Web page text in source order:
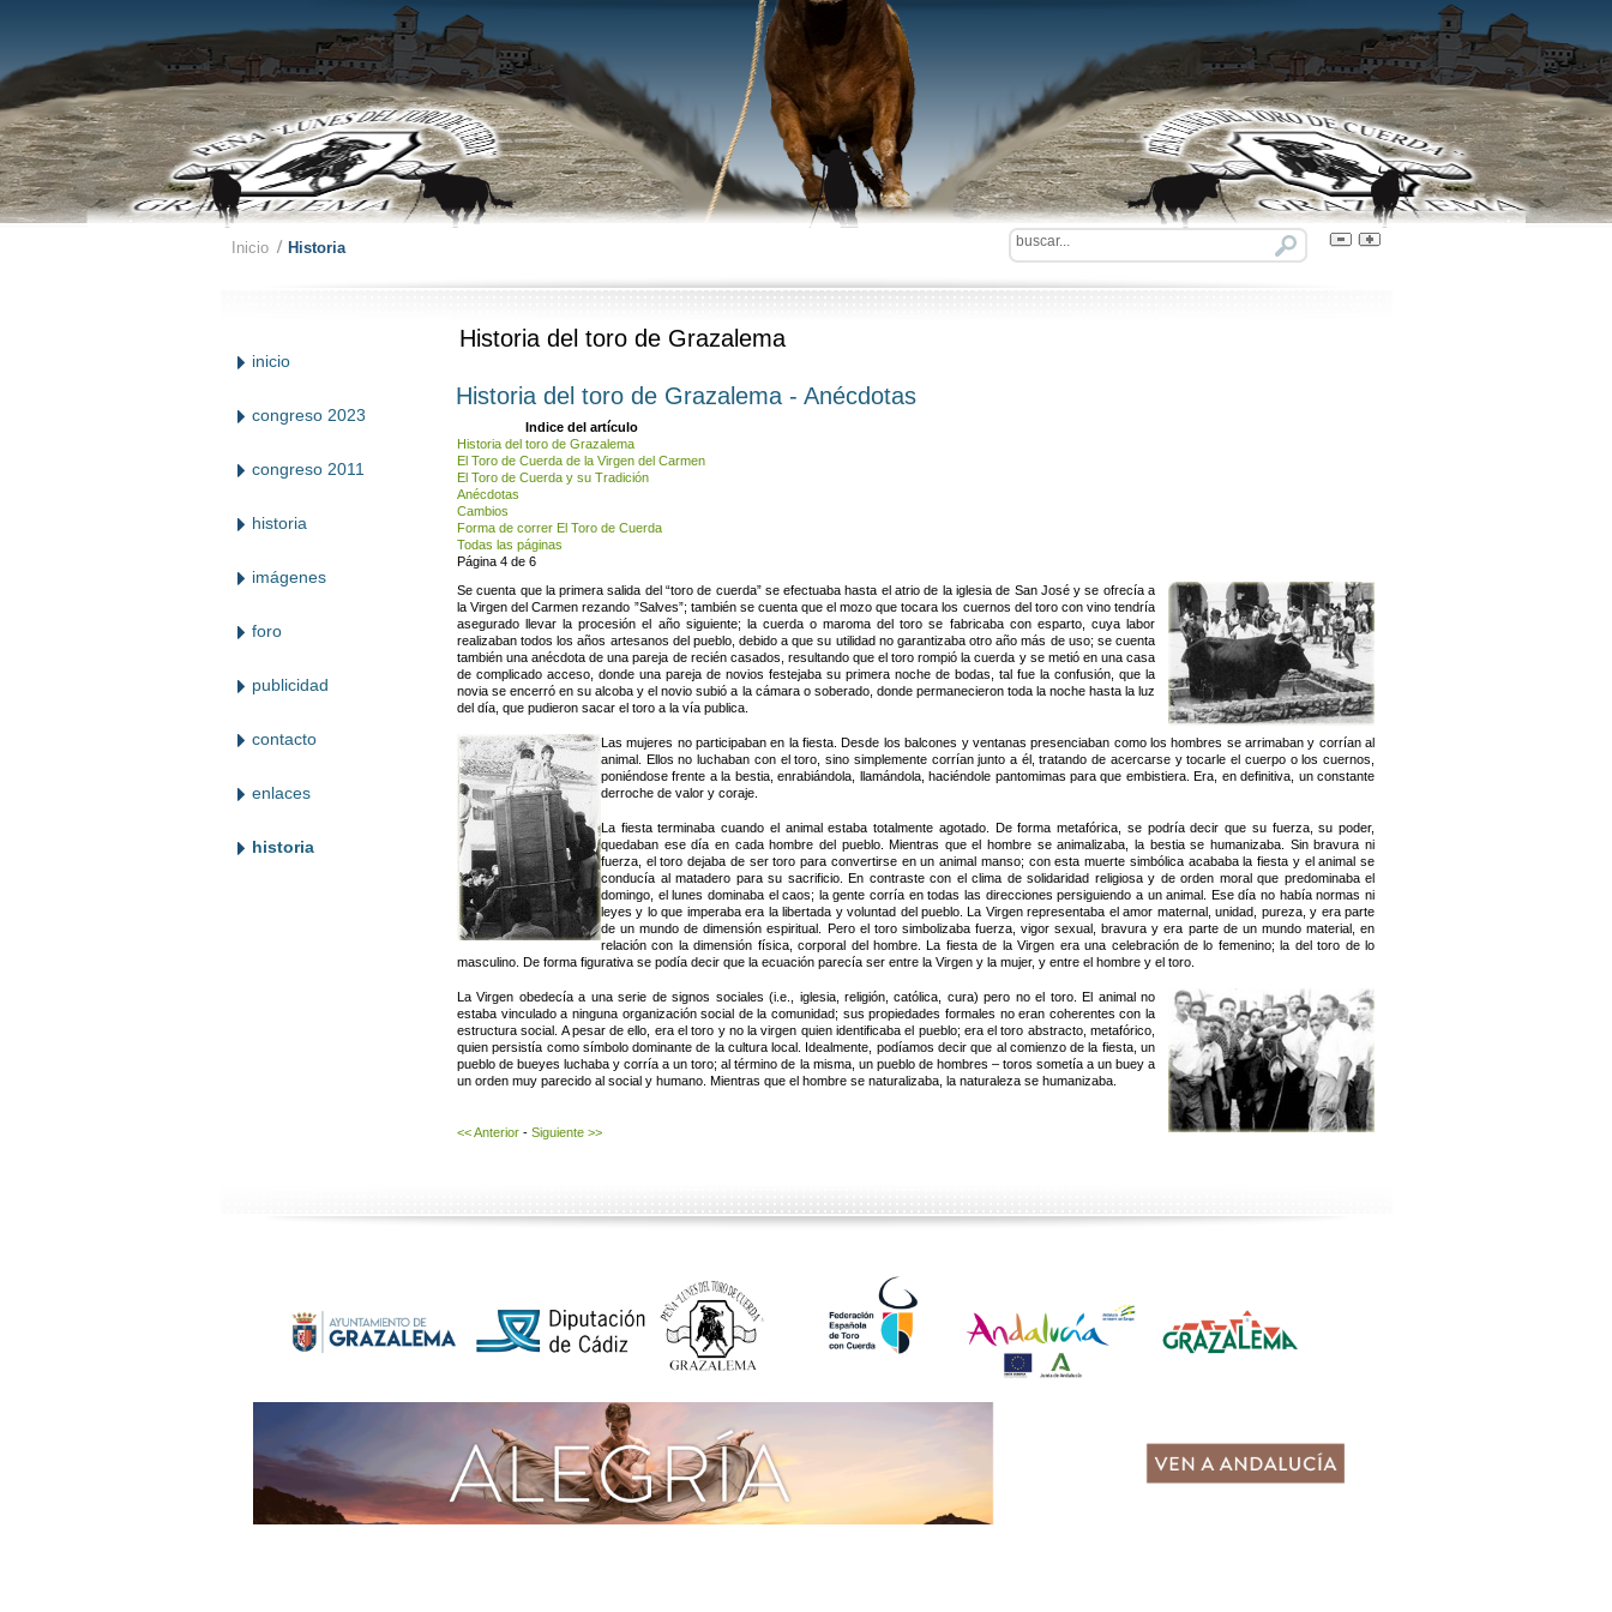
Inicio Historia
inicio
congreso 2023
congreso 2011
historia
imágenes
foro
publicidad
contacto
enlaces
historia
Historia del toro de Grazalema
Historia del toro de Grazalema - Anécdotas
Indice del artículo
Historia del toro de Grazalema
El Toro de Cuerda de la Virgen del Carmen
El Toro de Cuerda y su Tradición
Anécdotas
Cambios
Forma de correr El Toro de Cuerda
Todas las páginas
Página 4 de 6
Se cuenta que la primera salida del “toro de cuerda” se efectuaba hasta el atrio de la iglesia de San José y se ofrecía a
la Virgen del Carmen rezando ”Salves”; también se cuenta que el mozo que tocara los cuernos del toro con vino tendría
asegurado llevar la procesión el año siguiente; la cuerda o maroma del toro se fabricaba con esparto, cuya labor
realizaban todos los años artesanos del pueblo, debido a que su utilidad no garantizaba otro año más de uso; se cuenta
también una anécdota de una pareja de recién casados, resultando que el toro rompió la cuerda y se metió en una casa
de complicado acceso, donde una pareja de novios festejaba su primera noche de bodas, tal fue la confusión, que la
novia se encerró en su alcoba y el novio subió a la cámara o soberado, donde permanecieron toda la noche hasta la luz
del día, que pudieron sacar el toro a la vía publica.
Las mujeres no participaban en la fiesta. Desde los balcones y ventanas presenciaban como los hombres se arrimaban y corrían al
animal. Ellos no luchaban con el toro, sino simplemente corrían junto a él, tratando de acercarse y tocarle el cuerpo o los cuernos,
poniéndose frente a la bestia, enrabiándola, llamándola, haciéndole pantomimas para que embistiera. Era, en definitiva, un constante
derroche de valor y coraje.
La fiesta terminaba cuando el animal estaba totalmente agotado. De forma metafórica, se podría decir que su fuerza, su poder,
quedaban ese día en cada hombre del pueblo. Mientras que el hombre se animalizaba, la bestia se humanizaba. Sin bravura ni
fuerza, el toro dejaba de ser toro para convertirse en un animal manso; con esta muerte simbólica acababa la fiesta y el animal se
conducía al matadero para su sacrificio. En contraste con el clima de solidaridad religiosa y de orden moral que predominaba el
domingo, el lunes dominaba el caos; la gente corría en todas las direcciones persiguiendo a un animal. Ese día no había normas ni
leyes y lo que imperaba era la libertada y voluntad del pueblo. La Virgen representaba el amor maternal, unidad, pureza, y era parte
de un mundo de dimensión espiritual. Pero el toro simbolizaba fuerza, vigor sexual, bravura y era parte de un mundo material, en
relación con la dimensión física, corporal del hombre. La fiesta de la Virgen era una celebración de lo femenino; la del toro de lo
masculino. De forma figurativa se podía decir que la ecuación parecía ser entre la Virgen y la mujer, y entre el hombre y el toro.
La Virgen obedecía a una serie de signos sociales (i.e., iglesia, religión, católica, cura) pero no el toro. El animal no
estaba vinculado a ninguna organización social de la comunidad; sus propiedades formales no eran coherentes con la
estructura social. A pesar de ello, era el toro y no la virgen quien identificaba el pueblo; era el toro abstracto, metafórico,
quien persistía como símbolo dominante de la cultura local. Idealmente, podíamos decir que al comienzo de la fiesta, un
pueblo de bueyes luchaba y corría a un toro; al término de la misma, un pueblo de hombres – toros sometía a un buey a
un orden muy parecido al social y humano. Mientras que el hombre se naturalizaba, la naturaleza se humanizaba.
<< Anterior - Siguiente >>